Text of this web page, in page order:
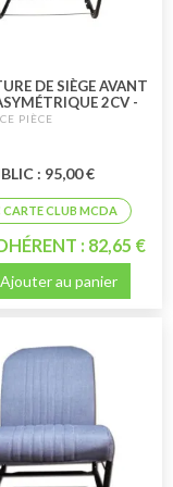
DE SIÈGE AVANT
2CV -
: 95,00 €
: 82,65 €
Ajouter au panier